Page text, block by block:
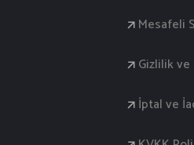
Mesafeli
Gizlilik
İptal ve